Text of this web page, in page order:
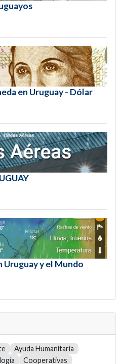
en Uruguay - Dólar
Uruguay y el Mundo
Ayuda Humanitaria
Cooperativas